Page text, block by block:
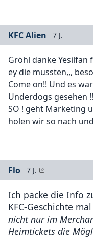
KFC Alien 7 J.
Gröhl danke Yesilfan
ey die mussten,,,
Come on!! Und es
Underdogs gesehen
SO ! geht Marketing
holen wir so nach
Flo 7 J.
Ich packe die Info
KFC-Geschichte
nicht nur im
Heimtickets die